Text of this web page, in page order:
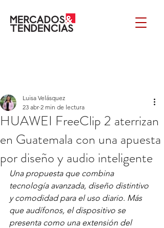
HUAWEI FreeClip 2 aterrizan
en Guatemala con una apuesta
por diseño y audio inteligente
Luisa Velásquez
23 abr 2 min de lectura
Una propuesta que combina
tecnología avanzada, diseño distintivo
y comodidad para el uso diario. Más
que audífonos, el dispositivo se
presenta como una extensión del